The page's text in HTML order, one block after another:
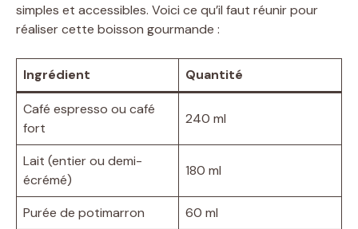
simples et accessibles. Voici ce qu’il faut réunir pour
réaliser cette boisson gourmande :
Ingrédient Quantité
Café espresso ou café
fort
240 ml
Lait (entier ou demi-
écrémé)
180 ml
Purée de potimarron
60 ml